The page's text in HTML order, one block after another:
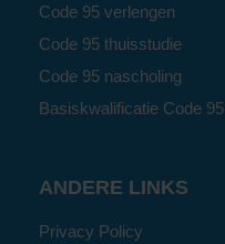
Code 95 verlengen
Code 95 thuisstudie
Code 95 nascholing
Basiskwalificatie Code 95
ANDERE LINKS
Privacy Policy